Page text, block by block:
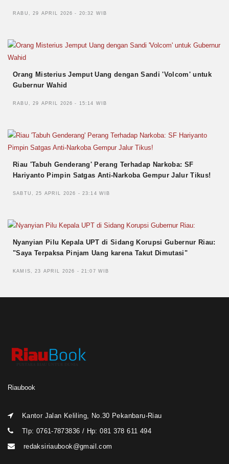
RABU, 29 APRIL 2026 - 20:32 WIB
Orang Misterius Jemput Uang dengan Sandi 'Volcom' untuk
Gubernur Wahid
RABU, 29 APRIL 2026 - 15:14 WIB
Riau 'Tabuh Genderang' Perang Terhadap Narkoba: SF
Hariyanto Pimpin Satgas Anti-Narkoba Gempur Jalur Tikus!
SABTU, 25 APRIL 2026 - 23:14 WIB
Nyanyian Pilu Kepala UPT di Sidang Korupsi Gubernur Riau:
"Saya Terpaksa Pinjam Uang karena Takut Dimutasi"
KAMIS, 23 APRIL 2026 - 21:07 WIB
Riaubook
Kantor Jalan Keliling, No.30 Pekanbaru-Riau
Tlp: 0761-7873836 / Hp: 081 378 611 494
redaksiriaubook@gmail.com